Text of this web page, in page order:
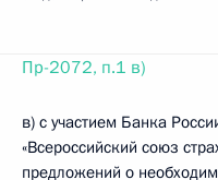
Пр-2072, п.1 в)
в) с участием Банка
«Всероссийский союз
предложений о